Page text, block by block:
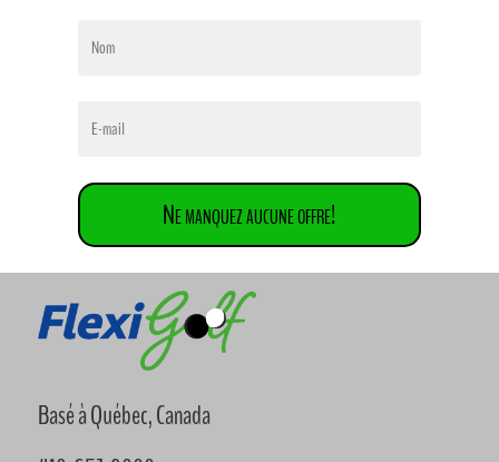
Ne manquez aucune offre!
Basé à Québec, Canada